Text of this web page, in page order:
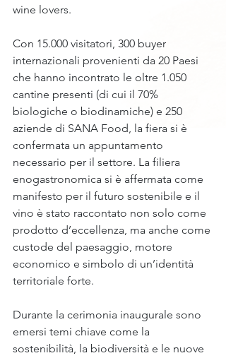
wine lovers.
Con 15.000 visitatori, 300 buyer
internazionali provenienti da 20 Paesi
che hanno incontrato le oltre 1.050
cantine presenti (di cui il 70%
biologiche o biodinamiche) e 250
aziende di SANA Food, la fiera si è
confermata un appuntamento
necessario per il settore. La filiera
enogastronomica si è affermata come
manifesto per il futuro sostenibile e il
vino è stato raccontato non solo come
prodotto d’eccellenza, ma anche come
custode del paesaggio, motore
economico e simbolo di un’identità
territoriale forte.
Durante la cerimonia inaugurale sono
emersi temi chiave come la
sostenibilità, la biodiversità e le nuove